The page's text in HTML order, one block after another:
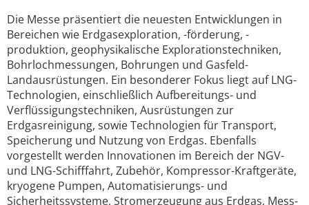
Die Messe präsentiert die neuesten Entwicklungen in
Bereichen wie Erdgasexploration, -förderung, -
produktion, geophysikalische Explorationstechniken,
Bohrlochmessungen, Bohrungen und Gasfeld-
Landausrüstungen. Ein besonderer Fokus liegt auf LNG-
Technologien, einschließlich Aufbereitungs- und
Verflüssigungstechniken, Ausrüstungen zur
Erdgasreinigung, sowie Technologien für Transport,
Speicherung und Nutzung von Erdgas. Ebenfalls
vorgestellt werden Innovationen im Bereich der NGV-
und LNG-Schifffahrt, Zubehör, Kompressor-Kraftgeräte,
kryogene Pumpen, Automatisierungs- und
Sicherheitssysteme, Stromerzeugung aus Erdgas, Mess-